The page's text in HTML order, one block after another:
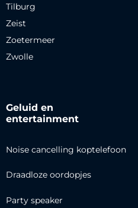
Tilburg
Zeist
Zoetermeer
Zwolle
Geluid en
entertainment
Noise cancelling koptelefoon
Draadloze oordopjes
Party speaker